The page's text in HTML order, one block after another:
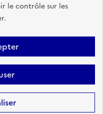
le contrôle sur les
Mentions légales
cookies FAQ
Kit de
de ce site sont sous